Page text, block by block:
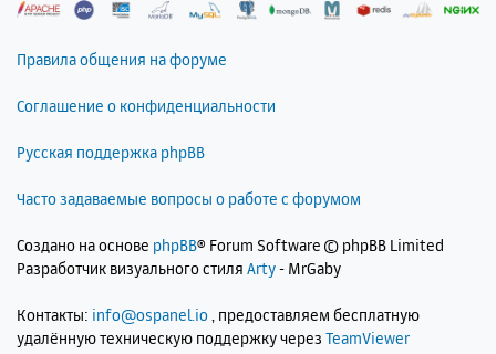
ч
Правила общения на форуме
Соглашение о конфиденциальности
Русская поддержка phpBB
Часто задаваемые вопросы о работе с форумом
Создано на основе phpBB® Forum Software © phpBB Limited
Разработчик визуального стиля Arty- MrGaby
Контакты: info@ospanel.io , предоставляем бесплатную
удалённую техническую поддержку через TeamViewer